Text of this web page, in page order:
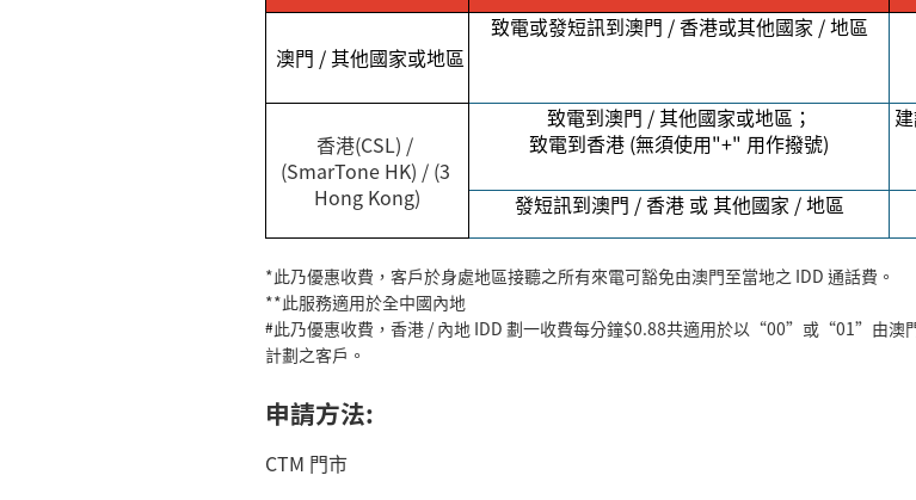
澳門 / 其他國家或地區
致電或發短訊到澳門 /香港或其他國家 /地區
香港(CSL) /
(SmarTone HK) / (3
Hong Kong)
致電到澳門 / 其他國家或地區；
致電到香港 (無須使用"+" 用作撥號)
發短訊到澳門 /香港 或 其他國家 /地區
*此乃優惠收費，客戶於身處地區接聽之所有來電可豁免由澳門至當地之 IDD 通話費。
**此服務適用於全中國內地
#此乃優惠收費，香港 / 內地 IDD 劃一收費每分鐘$0.88共適用於以 “00” 或 “01” 由澳
計劃之客戶。
申請方法:
CTM 門市